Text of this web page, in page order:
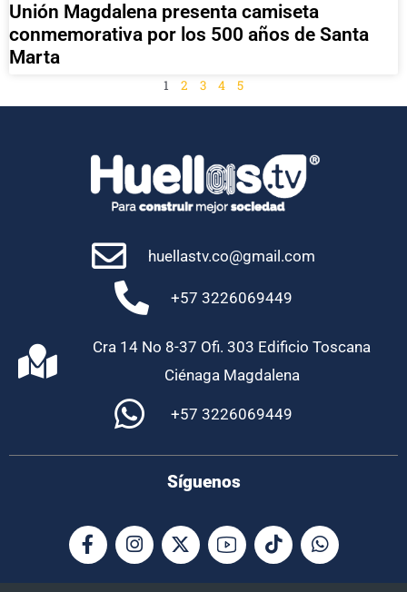
Unión Magdalena presenta camiseta
conmemorativa por los 500 años de Santa
Marta
1 2 3 4 5
huellastv.co@gmail.com
+57 3226069449
Cra 14 No 8-37 Ofi. 303 Edificio Toscana
Ciénaga Magdalena
+57 3226069449
Síguenos